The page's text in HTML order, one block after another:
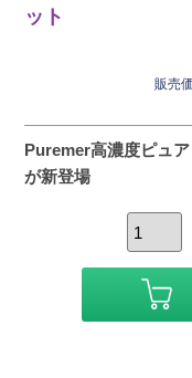
ット
販売
Puremer高濃度ピュ
が新登場